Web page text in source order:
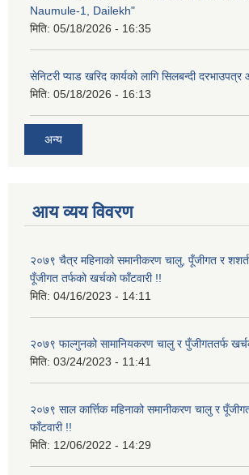
Naumule-1, Dailekh"
मिति: 05/18/2026 - 16:35
सेनिटरी प्याड खरिद कार्यको लागि सिलबन्दी
मिति: 05/18/2026 - 16:13
अन्य
आय व्यय विवरण
२०७९ चैत्र महिनाको समानीकरण चालु, पूँजीगत र
पूँजीगत तर्फको खर्चको फाँटवारी !!
मिति: 04/16/2023 - 14:11
२०७९ फाल्गुनको सामानियकरण चालु र पुँजीगततर्फ
मिति: 03/24/2023 - 11:41
२०७९ साल कार्त्तिक महिनाको समानीकरण चालु र
फाँटवारी !!
मिति: 12/06/2022 - 14:29